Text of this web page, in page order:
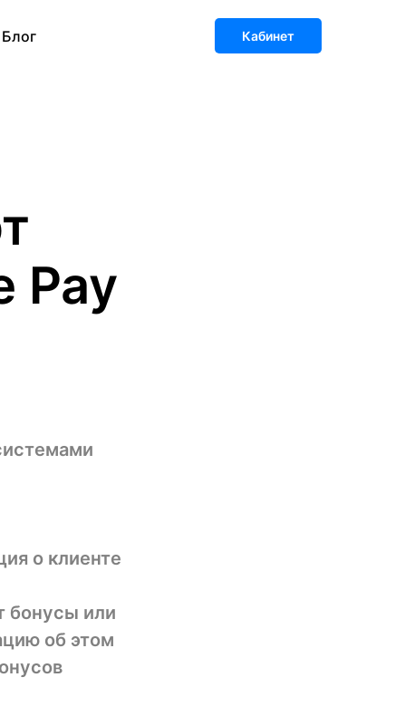
Блог Кабинет
Pay
о клиенте
бонусы или
об этом